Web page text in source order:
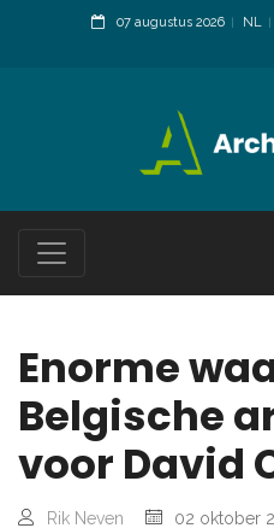
07 augustus 2026 NL
Enorme
Belgische
voor David
Rik Neven
02 oktober